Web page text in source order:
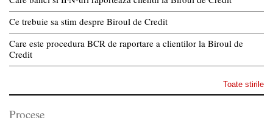
Ce trebuie sa stim despre Biroul de Credit
Care este procedura BCR de raportare a clientilor la Biroul de
Credit
Toate stirile
Procese